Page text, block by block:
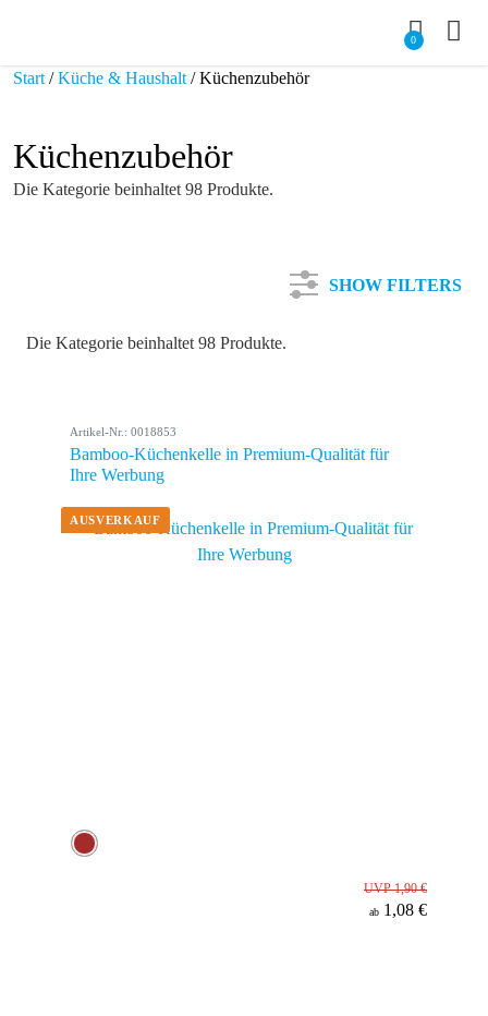
0
Start /Küche & Haushalt / Küchenzubehör
Küchenzubehör
Die Kategorie beinhaltet 98 Produkte.
SHOW FILTERS
Farbe
Material
Die Kategorie beinhaltet 98 Produkte.
Artikel-Nr.: 0018853
Bamboo-Küchenkelle in Premium-Qualität für
Ihre Werbung
UVP 1,90 €
ab 1,08 €